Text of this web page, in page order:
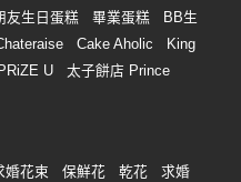
友生日蛋糕 畢業蛋糕
BB生
Cake Aholic
King
U
太子餅店 Prince
婚花束 保鮮花 乾花
求婚